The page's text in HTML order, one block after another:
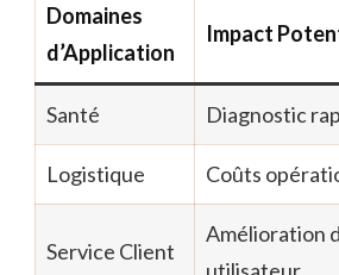
Domaines
d’Application
Impact
Santé Diagnostic
Logistique Coûts
Service Client
Amélioration